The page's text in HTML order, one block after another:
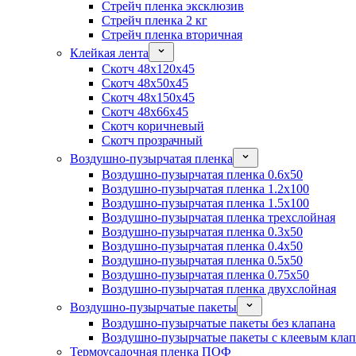
Стрейч пленка эксклюзив
Стрейч пленка 2 кг
Стрейч пленка вторичная
Клейкая лента
Скотч 48x120x45
Скотч 48x50x45
Скотч 48x150x45
Скотч 48x66x45
Скотч коричневый
Скотч прозрачный
Воздушно-пузырчатая пленка
Воздушно-пузырчатая пленка 0.6x50
Воздушно-пузырчатая пленка 1.2x100
Воздушно-пузырчатая пленка 1.5x100
Воздушно-пузырчатая пленка трехслойная
Воздушно-пузырчатая пленка 0.3x50
Воздушно-пузырчатая пленка 0.4x50
Воздушно-пузырчатая пленка 0.5x50
Воздушно-пузырчатая пленка 0.75x50
Воздушно-пузырчатая пленка двухслойная
Воздушно-пузырчатые пакеты
Воздушно-пузырчатые пакеты без клапана
Воздушно-пузырчатые пакеты с клеевым
Термоусадочная пленка ПОФ